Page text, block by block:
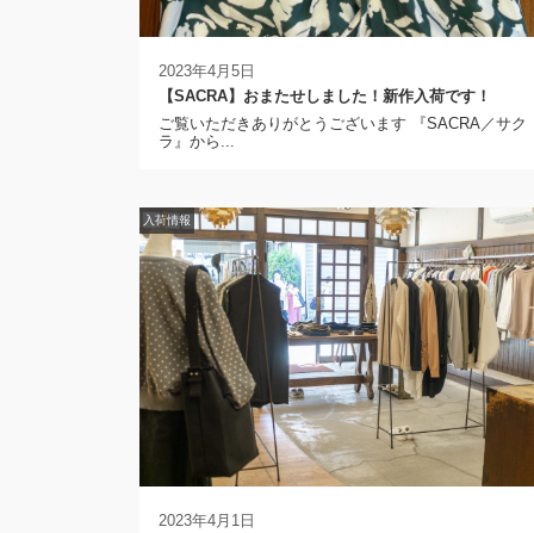
2023年4月5日
【SACRA】おまたせしました！新作入荷です！
ご覧いただきありがとうございます 『SACRA／サク
ラ』から...
2023年4月1日
入荷情報